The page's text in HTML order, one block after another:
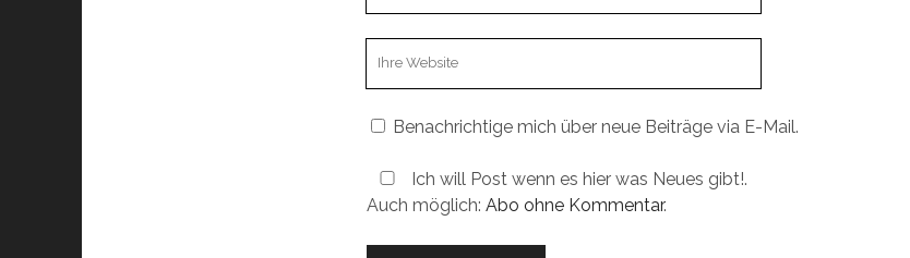
Benachrichtige mich über neue Beiträge via E-Mail.
Ich will Post wenn es hier was Neues gibt!.
Auch möglich: Abo ohne Kommentar.